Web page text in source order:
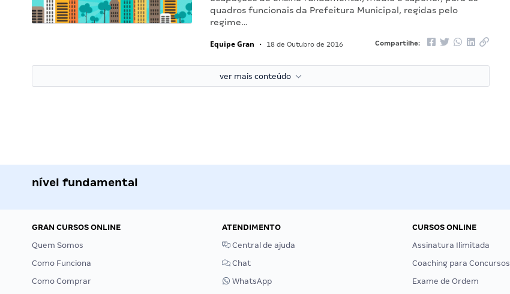
quadros funcionais da Prefeitura Municipal, regidas pelo
regime…
Equipe Gran • 18 de Outubro de 2016 Compartilhe:
ver mais conteúdo
nível fundamental
GRAN CURSOS ONLINE
Quem Somos
Como Funciona
Como Comprar
ATENDIMENTO
Central de ajuda
Chat
WhatsApp
CURSOS ONLINE
Assinatura Ilimitada
Coaching para Concursos
Exame de Ordem